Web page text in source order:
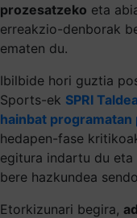
prozesatzeko eta
erreakzio-denborak
ematen du.
Ibilbide hori guztia
Sports-ek SPRI
hainbat
hedapen-fase
egitura indartu du
bere hazkundea
Etorkizunari begira,